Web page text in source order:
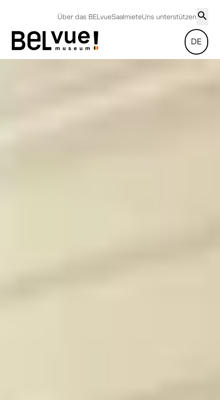
Über das BELvueSaalmieteUns unterstützen
DE